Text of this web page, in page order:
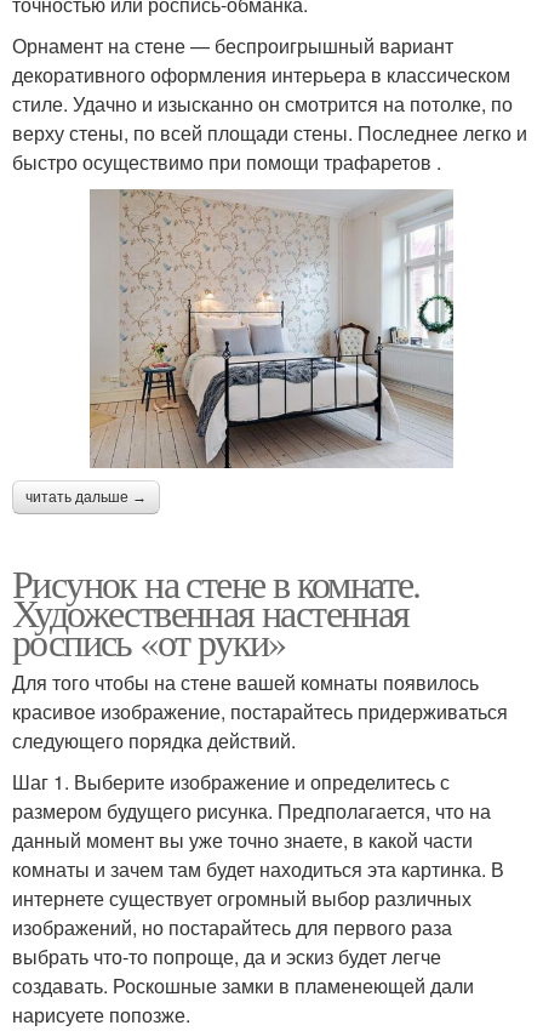
Орнамент на стене — беспроигрышный вариант
декоративного оформления интерьера в классическом
стиле. Удачно и изысканно он смотрится на потолке, по
верху стены, по всей площади стены. Последнее легко и
быстро осуществимо при помощи трафаретов .
читать дальше →
Рисунок на стене в комнате.
Художественная настенная
роспись «от руки»
Для того чтобы на стене вашей комнаты появилось
красивое изображение, постарайтесь придерживаться
следующего порядка действий.
Шаг 1. Выберите изображение и определитесь с
размером будущего рисунка. Предполагается, что на
данный момент вы уже точно знаете, в какой части
комнаты и зачем там будет находиться эта картинка. В
интернете существует огромный выбор различных
изображений, но постарайтесь для первого раза
выбрать что-то попроще, да и эскиз будет легче
создавать. Роскошные замки в пламенеющей дали
нарисуете попозже.